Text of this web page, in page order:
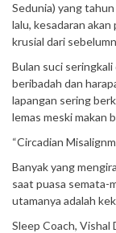
Sedunia) yang
lalu, kesadaran
krusial dari
Bulan suci
beribadah dan
lapangan sering
lemas meski makan
“Circadian
Banyak yang
saat puasa semata-
utamanya adalah
Sleep Coach, Vishal